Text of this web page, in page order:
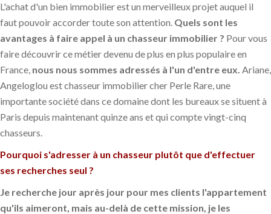
L'achat d'un bien immobilier est un merveilleux projet auquel il
faut pouvoir accorder toute son attention. Quels sont les
avantages à faire appel à un chasseur immobilier ? Pour vous
faire découvrir ce métier devenu de plus en plus populaire en
France, nous nous sommes adressés à l'un d'entre eux. Ariane,
Angeloglou est chasseur immobilier cher Perle Rare, une
importante société dans ce domaine dont les bureaux se situent à
Paris depuis maintenant quinze ans et qui compte vingt-cinq
chasseurs.
Pourquoi s'adresser à un chasseur plutôt que d'effectuer
ses recherches seul ?
Je recherche jour après jour pour mes clients l'appartement
qu'ils aimeront, mais au-delà de cette mission, je les